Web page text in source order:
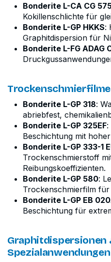
Bonderite L-CA CG
Kokillenschlichte für
Bonderite L-GP HKKS:
Graphitdispersion für
Bonderite L-FG ADAG
Bonderite L-GP 318:
abriebfest,
Bonderite L-GP 325EF:
Beschichtung mit
Bonderite L-GP 333-1
Trockenschmierstoff
Reibungskoeffizienten.
Bonderite L-GP 580:
Trockenschmierfilm für
Bonderite L-GP EB
Beschichtung für
Graphitdispersionen
Spezialanwendungen